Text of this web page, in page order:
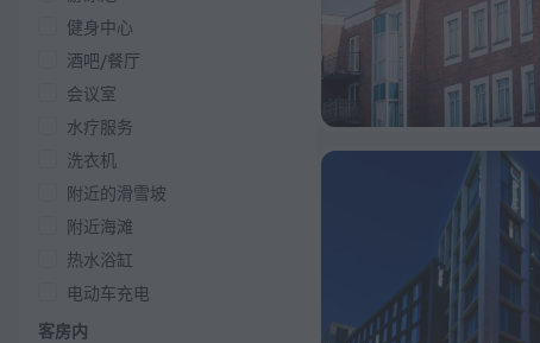
健身中心
酒吧/餐厅
会议室
水疗服务
洗衣机
附近的滑雪坡
附近海滩
热水浴缸
电动车充电
客房内